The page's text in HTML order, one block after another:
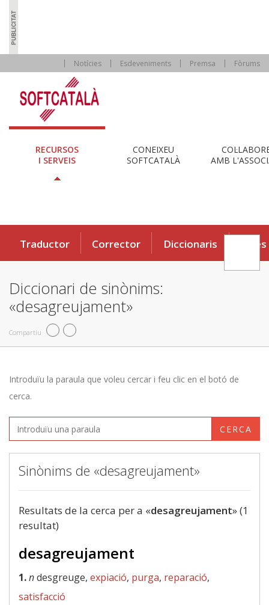
Notícies Esdeveniments Premsa Fòrums
RECURSOS
I SERVEIS
CONEIXEU
SOFTCATALÀ
AMB
Traductor Corrector Diccionaris Eines
Diccionari de sinònims:
«desagreujament»
Compartiu
Introduïu la paraula que voleu cercar i feu clic en el botó de
cerca.
CERCA
Sinònims de «desagreujament»
Resultats de la cerca per a «desagreujament» (1
resultat)
desagreujament
1.ndesgreuge, expiació, purga, reparació,
satisfacció